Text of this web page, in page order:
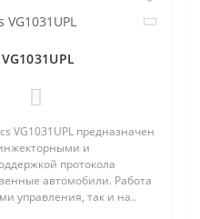
VG1031UPL предназначен
и
протокола
автомобили. Работа
управления, так и на..